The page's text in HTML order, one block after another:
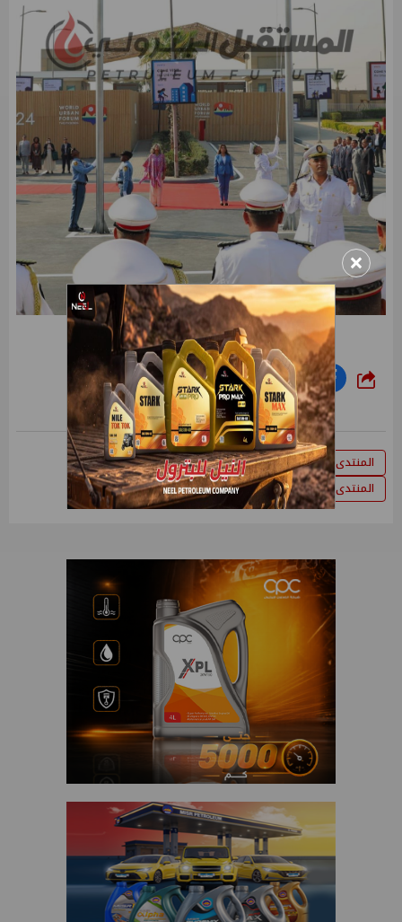
شارك
المنتدى الحضرى الامم المتحدة
القاهرة
المنتدى الحضرى العالمى
×